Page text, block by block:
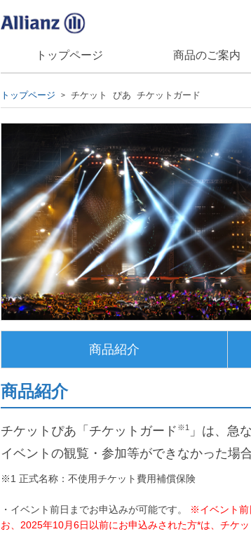
トップページ 商品のご案内
トップページ > チケット ぴあ チケットガード
商品紹介
商品紹介
チケットぴあ「チケットガード ※1
」は、急
イベントの観覧・参加等ができなかった場
※1 正式名称：不使用チケット費用補償保険
・イベント前日までお申込みが可能です。
※イベント前
お、2025年10月6日以前にお申込みされた方*は、チケ